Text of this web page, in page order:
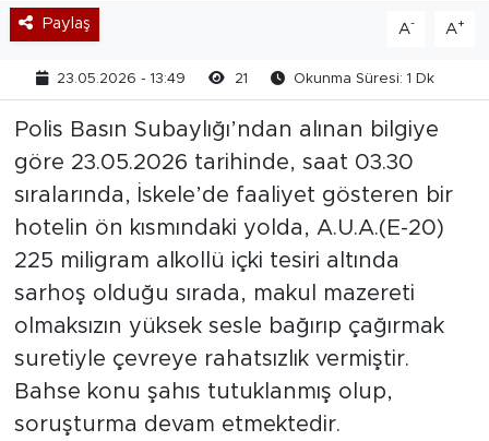
Paylaş A- A+
23.05.2026 - 13:49 21 Okunma Süresi: 1 Dk
Polis Basın Subaylığı’ndan alınan bilgiye
göre 23.05.2026 tarihinde, saat 03.30
sıralarında, İskele’de faaliyet gösteren bir
hotelin ön kısmındaki yolda, A.U.A.(E-20)
225 miligram alkollü içki tesiri altında
sarhoş olduğu sırada, makul mazereti
olmaksızın yüksek sesle bağırıp çağırmak
suretiyle çevreye rahatsızlık vermiştir.
Bahse konu şahıs tutuklanmış olup,
soruşturma devam etmektedir.